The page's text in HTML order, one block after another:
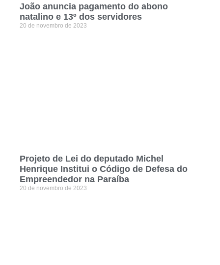
João anuncia pagamento do abono
natalino e 13º dos servidores
20 de novembro de 2023
Projeto de Lei do deputado Michel
Henrique Institui o Código de Defesa do
Empreendedor na Paraíba
20 de novembro de 2023